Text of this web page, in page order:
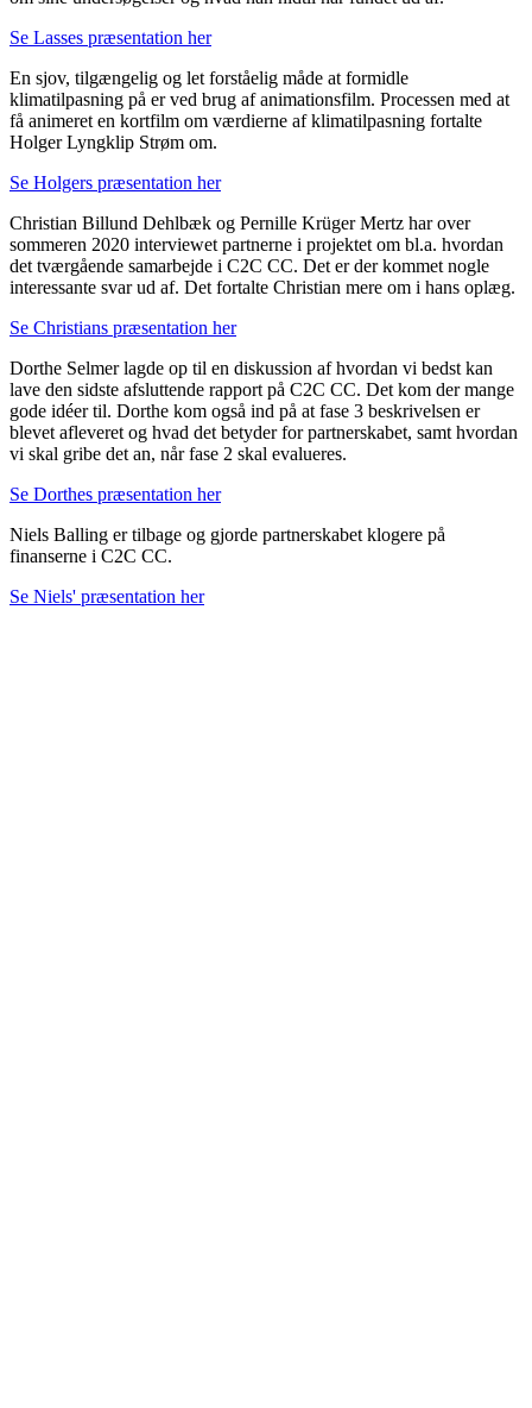
Se Lasses præsentation her
En sjov, tilgængelig og let forståelig måde at formidle
klimatilpasning på er ved brug af animationsfilm. Processen med at
få animeret en kortfilm om værdierne af klimatilpasning fortalte
Holger Lyngklip Strøm om.
Se Holgers præsentation her
Christian Billund Dehlbæk og Pernille Krüger Mertz har over
sommeren 2020 interviewet partnerne i projektet om bl.a. hvordan
det tværgående samarbejde i C2C CC. Det er der kommet nogle
interessante svar ud af. Det fortalte Christian mere om i hans oplæg.
Se Christians præsentation her
Dorthe Selmer lagde op til en diskussion af hvordan vi bedst kan
lave den sidste afsluttende rapport på C2C CC. Det kom der mange
gode idéer til. Dorthe kom også ind på at fase 3 beskrivelsen er
blevet afleveret og hvad det betyder for partnerskabet, samt hvordan
vi skal gribe det an, når fase 2 skal evalueres.
Se Dorthes præsentation her
Niels Balling er tilbage og gjorde partnerskabet klogere på
finanserne i C2C CC.
Se Niels' præsentation her